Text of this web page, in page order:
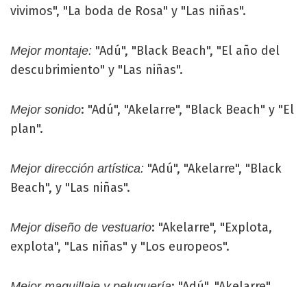
vivimos", "La boda de Rosa" y "Las niñas".
Mejor montaje: "Adú", "Black Beach", "El año del
descubrimiento" y "Las niñas".
Mejor sonido: "Adú", "Akelarre", "Black Beach" y "El
plan".
Mejor dirección artística: "Adú", "Akelarre", "Black
Beach", y "Las niñas".
Mejor diseño de vestuario: "Akelarre", "Explota,
explota", "Las niñas" y "Los europeos".